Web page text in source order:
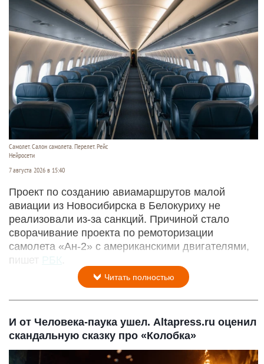
Самолет. Салон самолета. Перелет. Рейс
Нейросети
7 августа 2026 в 15:40
Проект по созданию авиамаршрутов малой
авиации из Новосибирска в Белокуриху не
реализовали из-за санкций. Причиной стало
сворачивание проекта по ремоторизации
самолета «Ан-2» с американскими двигателями,
пишет РБК
Читать полностью
И от Человека-паука ушел. Altapress.ru оценил
скандальную сказку про «Колобка»